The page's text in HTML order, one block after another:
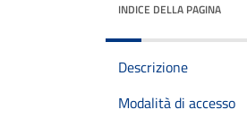
INDICE DELLA PAGINA
Descrizione
Modalità di accesso